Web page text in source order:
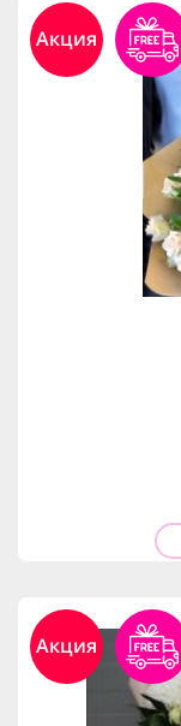
Акция
Акция